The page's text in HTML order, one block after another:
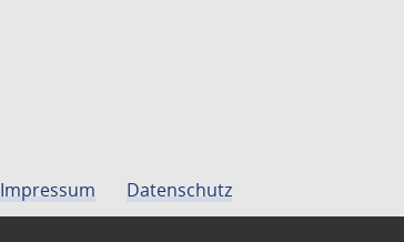
Impressum Datenschutz